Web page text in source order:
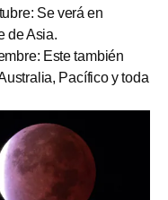
Se verá en
de Asia.
Este también
Pacífico y toda